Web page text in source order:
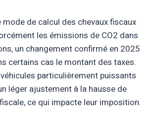
mode de calcul des chevaux fiscaux
les émissions de CO2 dans
un changement confirmé en 2025
certains cas le montant des taxes.
particulièrement puissants
léger ajustement à la hausse de
ce qui impacte leur imposition.